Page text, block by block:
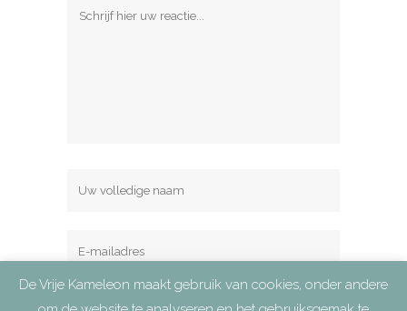
De Vrije Kameleon maakt gebruik van cookies, onder andere